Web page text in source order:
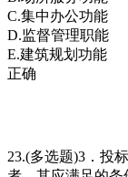
C.集中办公功能
D.监督管理职能
E.建筑规划功能
正确
23.(多选题)3．投